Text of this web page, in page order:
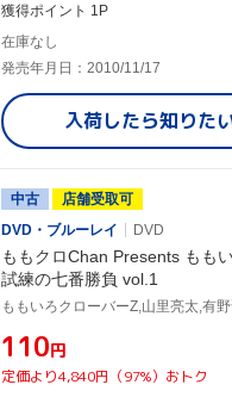
獲得ポイント 1P
在庫なし
発売年月日：2010/11/17
入荷したら知りた
中古
店舗受取可
DVD・ブルーレイ
DVD
ももクロChan Presents もも
試練の七番勝負 vol.1
¥110円
定価より4,840円（97%）おトク